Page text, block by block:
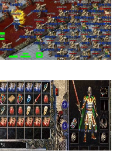
法师的感化也就是提…